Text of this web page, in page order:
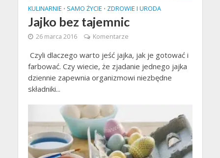
KULINARNIE • SAMO ŻYCIE • ZDROWIE I URODA
Jajko bez tajemnic
26 marca 2016 Komentarze
Czyli dlaczego warto jeść jajka, jak je gotować i
farbować. Czy wiecie, że zjadanie jednego jajka
dziennie zapewnia organizmowi niezbędne
składniki...